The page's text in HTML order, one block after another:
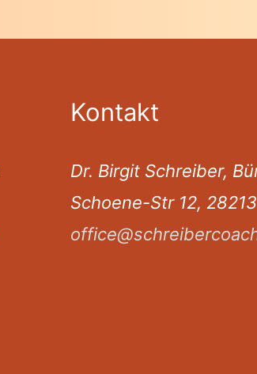
Kontakt
Dr. Birgit Schreiber,
Schoene-Str 12,